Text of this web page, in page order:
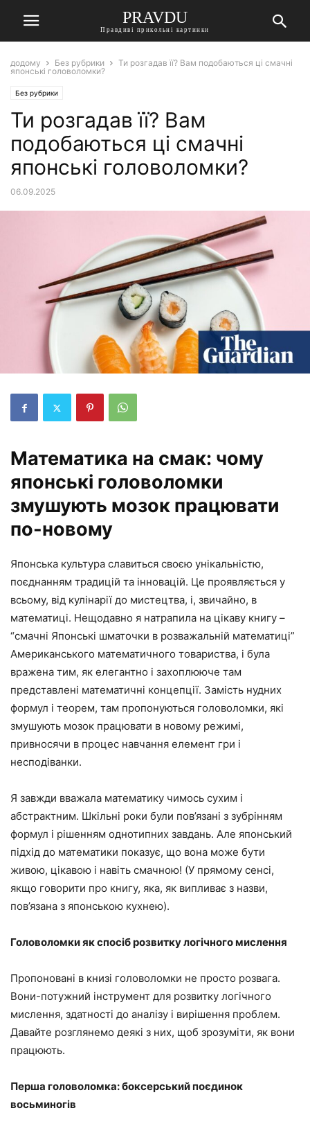
PRAVDU
Правдиві прикольні картинки
додому Без рубрики
Ти розгадав її? Вам подобаються ці смачні
японські головоломки?
Без рубрики
Ти розгадав її? Вам
подобаються ці смачні
японські головоломки?
06.09.2025
Математика на смак: чому
японські головоломки
змушують мозок працювати
по-новому
Японська культура славиться своєю унікальністю,
поєднанням традицій та інновацій. Це проявляється у
всьому, від кулінарії до мистецтва, і, звичайно, в
математиці. Нещодавно я натрапила на цікаву книгу –
“смачні Японські шматочки в розважальній математиці”
Американського математичного товариства, і була
вражена тим, як елегантно і захоплююче там
представлені математичні концепції. Замість нудних
формул і теорем, там пропонуються головоломки, які
змушують мозок працювати в новому режимі,
привносячи в процес навчання елемент гри і
несподіванки.
Я завжди вважала математику чимось сухим і
абстрактним. Шкільні роки були пов’язані з зубрінням
формул і рішенням однотипних завдань. Але японський
підхід до математики показує, що вона може бути
живою, цікавою і навіть смачною! (У прямому сенсі,
якщо говорити про книгу, яка, як випливає з назви,
пов’язана з японською кухнею).
Головоломки як спосіб розвитку логічного мислення
Пропоновані в книзі головоломки не просто розвага.
Вони-потужний інструмент для розвитку логічного
мислення, здатності до аналізу і вирішення проблем.
Давайте розглянемо деякі з них, щоб зрозуміти, як вони
працюють.
Перша головоломка: боксерський поєдинок
восьминогів